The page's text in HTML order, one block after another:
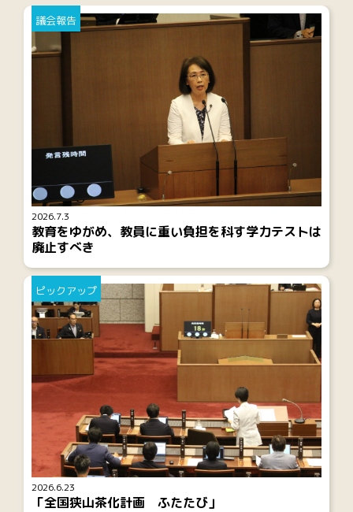
2026.7.3
議会報告
教育をゆがめ、教員に重い負担を科す学力テストは
廃止すべき
2026.6.23
ピックアップ
「全国狭山茶化計画 ふたたび」